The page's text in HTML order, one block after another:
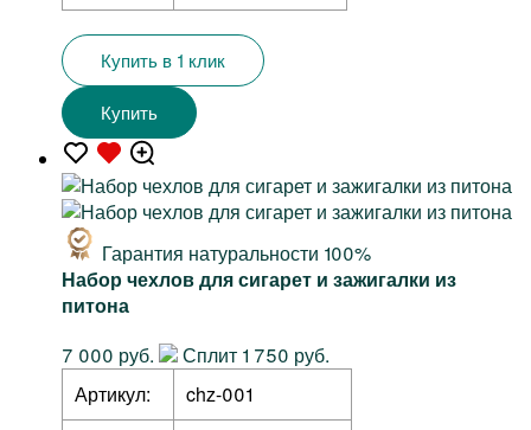
Купить в 1 клик
Купить
Гарантия натуральности 100%
Набор чехлов для сигарет и зажигалки из
питона
7 000 руб.
Сплит 1 750 руб.
Артикул:
chz-001